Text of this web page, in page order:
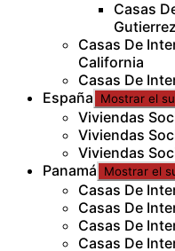
Casas
Casas De
California
Casas De
España
Mostrar el
Viviendas
Viviendas
Viviendas
Panamá
Mostrar el
Casas De
Casas De
Casas De
Casas De